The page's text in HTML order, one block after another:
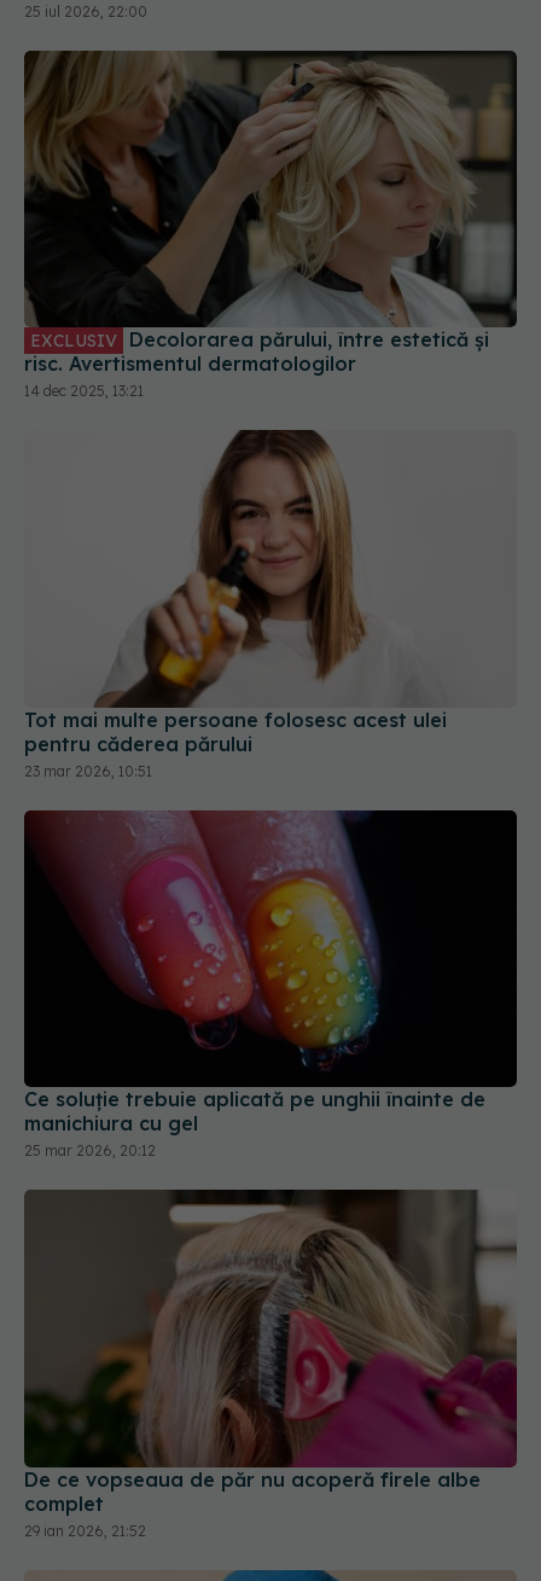
Decolorarea părului, între estetică și
risc. Avertismentul dermatologilor
14 dec 2025, 13:21
Tot mai multe persoane folosesc acest ulei
pentru căderea părului
23 mar 2026, 10:51
Ce soluție trebuie aplicată pe unghii înainte de
manichiura cu gel
De ce vopseaua de păr nu acoperă firele albe
complet